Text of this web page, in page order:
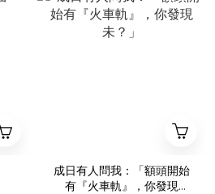
成日有人問我：「額頭開始
有『火車軌』，你發現